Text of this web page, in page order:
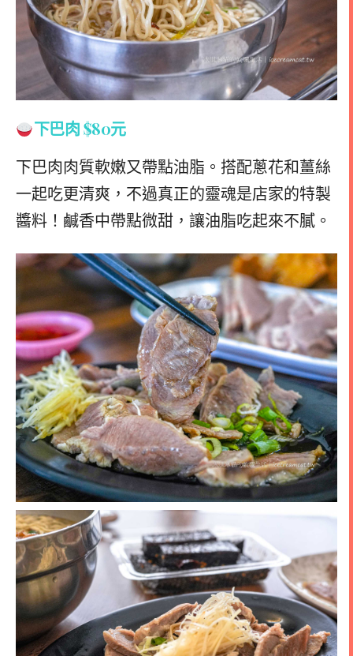
下巴肉 $80元
下巴肉肉質軟嫩又帶點油脂。搭配蔥花和薑絲
一起吃更清爽，不過真正的靈魂是店家的特製
醬料！鹹香中帶點微甜，讓油脂吃起來不膩。